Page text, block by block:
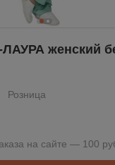
женский
Розница
на сайте — 100